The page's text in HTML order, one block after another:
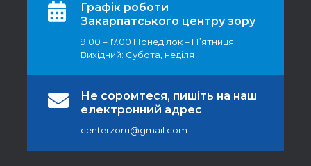
Графік роботи
Закарпатського центру зору
9.00 – 17.00 Понеділок – П’ятниця
Вихідний: Субота, неділя
Не соромтеся, пишіть на наш
електронний адрес
centerzoru@gmail.com